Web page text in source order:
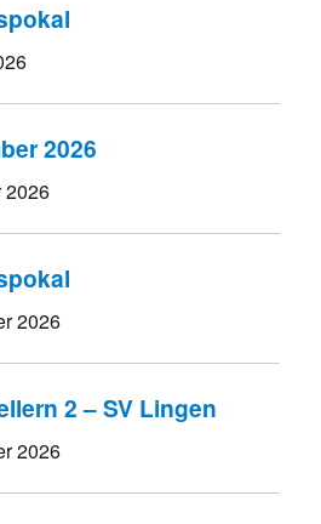
2026
2026
2026
2 – SV Lingen
2026